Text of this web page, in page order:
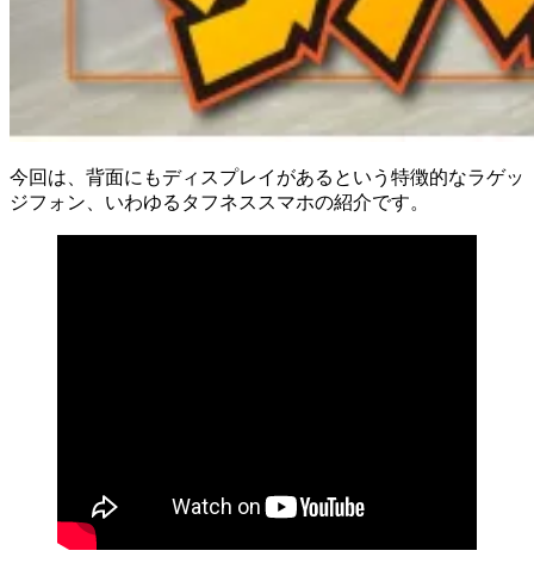
今回は、背面にもディスプレイがあるという特徴的なラゲッ
ジフォン、いわゆるタフネススマホの紹介です。